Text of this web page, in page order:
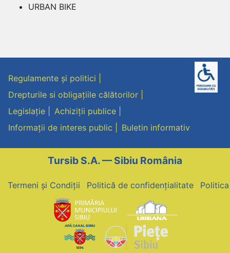
URBAN BIKE
Regulamente și politici
Drepturile si obligațiile călătorilor
Legislație
Achiziții publice
Informații de interes public
Buletin informativ
Tursib S.A. — Sibiu România
Termeni și Condiții Politică de confidențialitate